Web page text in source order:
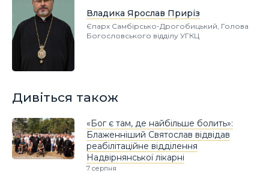
Владика Ярослав Приріз
Єпарх Самбірсько-Дрогобицький, Голова
Богословського відділу УГКЦ
Дивіться також
«Бог є там, де найбільше болить»:
Блаженніший Святослав відвідав
реабілітаційне відділення
Надвірнянської лікарні
7 серпня